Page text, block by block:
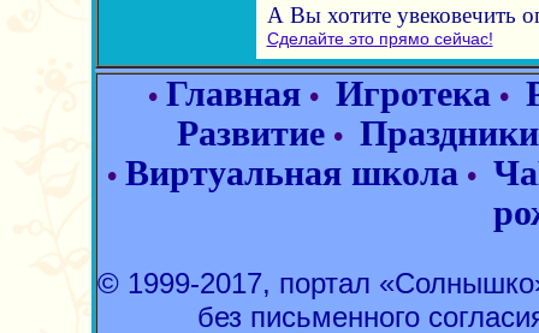
А Вы хотите увековечить
Сделайте это прямо сейчас!
• Главная • Игротека •
Развитие• Праздники
• Виртуальная школа •
© 1999-2017, портал
без письменного